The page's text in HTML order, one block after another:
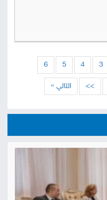
3
4
5
6
>> التالي »